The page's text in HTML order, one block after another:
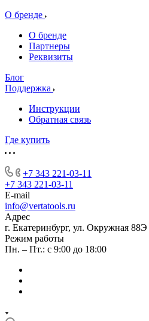
О бренде
О бренде
Партнеры
Реквизиты
Блог
Поддержка
Инструкции
Обратная связь
Где купить
+7 343 221-03-11
+7 343 221-03-11
E-mail
info@vertatools.ru
Адрес
г. Екатеринбург, ул. Окружная 88Э
Режим работы
Пн. – Пт.: с 9:00 до 18:00